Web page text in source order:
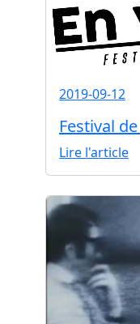
2019-09-12
Festival
Lire l'article